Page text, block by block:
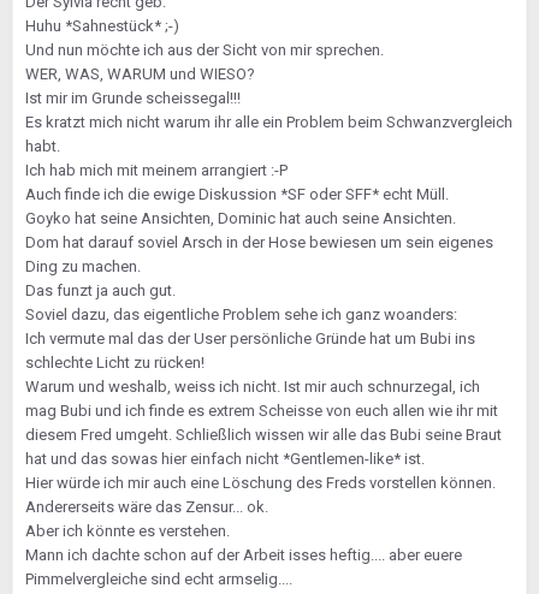
Huhu *Sahnestück* ;-)
Und nun möchte ich aus der Sicht von mir sprechen.
WER, WAS, WARUM und WIESO?
Ist mir im Grunde scheissegal!!!
Es kratzt mich nicht warum ihr alle ein Problem beim Schwanzvergleich
habt.
Ich hab mich mit meinem arrangiert :-P
Auch finde ich die ewige Diskussion *SF oder SFF* echt Müll.
Goyko hat seine Ansichten, Dominic hat auch seine Ansichten.
Dom hat darauf soviel Arsch in der Hose bewiesen um sein eigenes
Ding zu machen.
Das funzt ja auch gut.
Soviel dazu, das eigentliche Problem sehe ich ganz woanders:
Ich vermute mal das der User persönliche Gründe hat um Bubi ins
schlechte Licht zu rücken!
Warum und weshalb, weiss ich nicht. Ist mir auch schnurzegal, ich
mag Bubi und ich finde es extrem Scheisse von euch allen wie ihr mit
diesem Fred umgeht. Schließlich wissen wir alle das Bubi seine Braut
hat und das sowas hier einfach nicht *Gentlemen-like* ist.
Hier würde ich mir auch eine Löschung des Freds vorstellen können.
Andererseits wäre das Zensur... ok.
Aber ich könnte es verstehen.
Mann ich dachte schon auf der Arbeit isses heftig.... aber euere
Pimmelvergleiche sind echt armselig....